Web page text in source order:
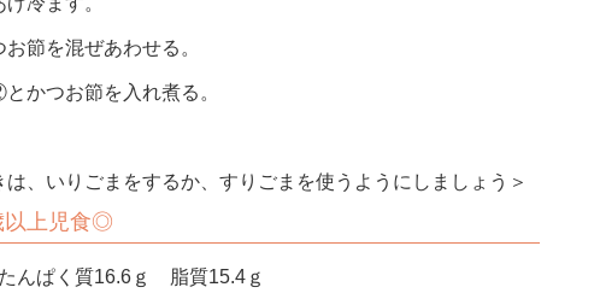
節を混ぜあわせる。
かつお節を入れ煮る。
、いりごまをするか、すりごまを使うようにしましょう＞
以上児食◎
んぱく質16.6ｇ 脂質15.4ｇ